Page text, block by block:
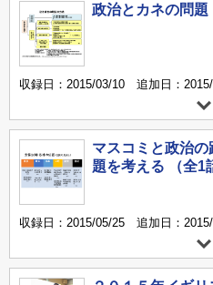
政治とカネの問題
収録日：2015/03/10 追加日：
マスコミと政治
題を考える （全1
収録日：2015/05/25 追加日：